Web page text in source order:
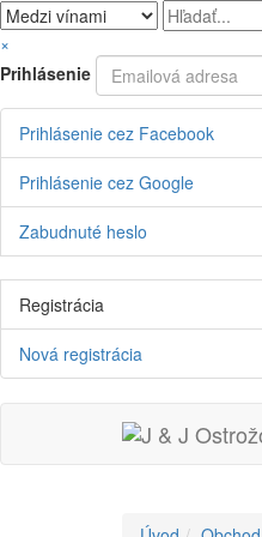
×
Prihlásenie
Prihlásenie cez Facebook
Prihlásenie cez Google
Zabudnuté heslo
Registrácia
Nová registrácia